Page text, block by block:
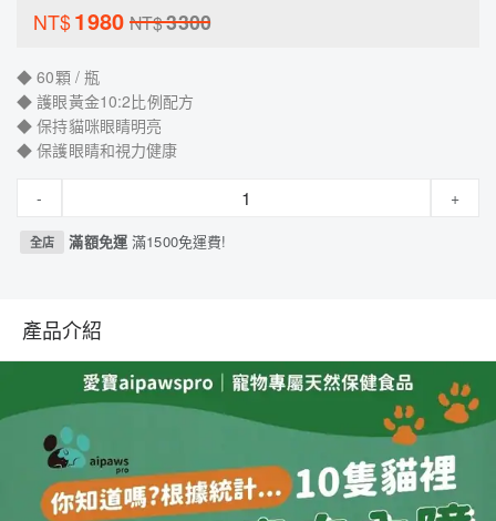
NT$1980 NT$3300
◆ 60顆 / 瓶
◆ 護眼黃金10:2比例配方
◆ 保持貓咪眼睛明亮
◆ 保護眼睛和視力健康
- +
全店 滿額免運滿1500免運費!
產品介紹